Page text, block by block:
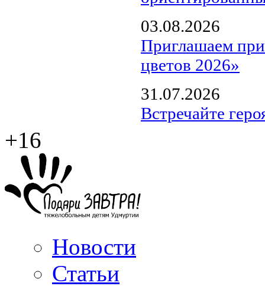
03.08.2026
Приглашаем
цветов 2026»
31.07.2026
Встречайте
+16
Новости
Статьи